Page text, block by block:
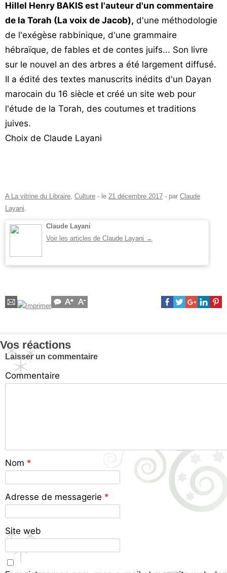
Hillel Henry BAKIS est l'auteur d'un commentaire
de la Torah (La voix de Jacob), d'une méthodologie
de l'exégèse rabbinique, d'une grammaire
hébraïque, de fables et de contes juifs... Son livre
sur le nouvel an des arbres a été largement diffusé.
II a édité des textes manuscrits inédits d'un Dayan
marocain du 16 siècle et créé un site web pour
l'étude de la Torah, des coutumes et traditions
juives.
Choix de Claude Layani
A La vitrine du Libraire, Culture - le 21 décembre 2017 - par Claude
Layani.
Claude Layani
Voir les articles de Claude Layani →
Vos réactions
Laisser un commentaire
Commentaire
Nom *
Adresse de messagerie *
Site web